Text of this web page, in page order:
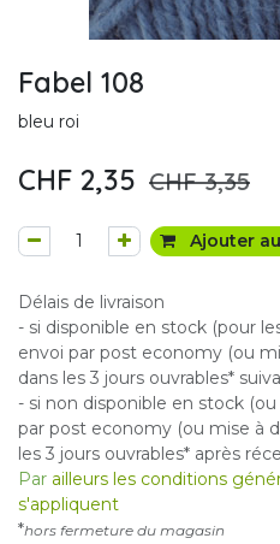
Fabel 108
bleu roi
CHF 2,35 CHF3,35
Ajouter
Délais de livraison
- si disponible en stock (pour
envoi par post economy (ou
dans les 3 jours ouvrables*
- si non disponible en stock
par post economy (ou mise à
les 3 jours ouvrables* après
Par ailleurs les conditions
s'appliquent
*hors fermeture du magasin